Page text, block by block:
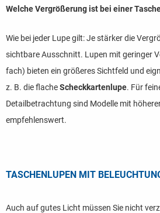
Welche Vergrößerung ist bei einer
Wie bei jeder Lupe gilt: Je stärker die
sichtbare Ausschnitt. Lupen mit geringer
fach) bieten ein größeres Sichtfeld und
z. B. die flacheScheckkartenlupe. Für
Detailbetrachtung sind Modelle mit
empfehlenswert.
TASCHENLUPEN MIT
Auch auf gutes Licht müssen Sie nicht